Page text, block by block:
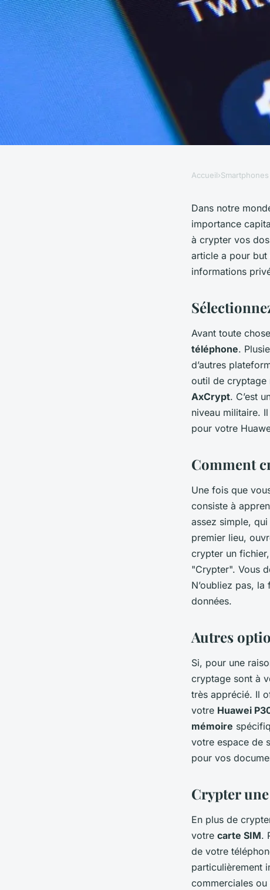
Quelle est la
crypter des
Huawei P30 Pro?
Accueil›Smartphones
Dans notre
importance
à crypter vos
article a pour but
informations
Avant toute
téléphone.
d’autres
outil de cryptage
AxCrypt. C’est
niveau militaire.
pour votre
Comment
Une fois que
consiste à
assez simple,
premier lieu,
crypter un
"Crypter". Vous
N’oubliez pas,
données.
Autres
Si, pour une
cryptage sont à
très apprécié. Il
votre Huawei
mémoire
votre espace de
pour vos
Crypter
En plus de
votre carte SIM.
de votre
particulièrement
commerciales